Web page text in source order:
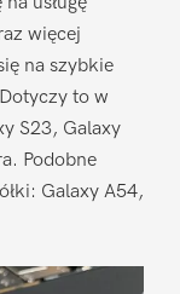
więcej
na szybkie
to w
S23, Galaxy
Podobne
Galaxy A54,